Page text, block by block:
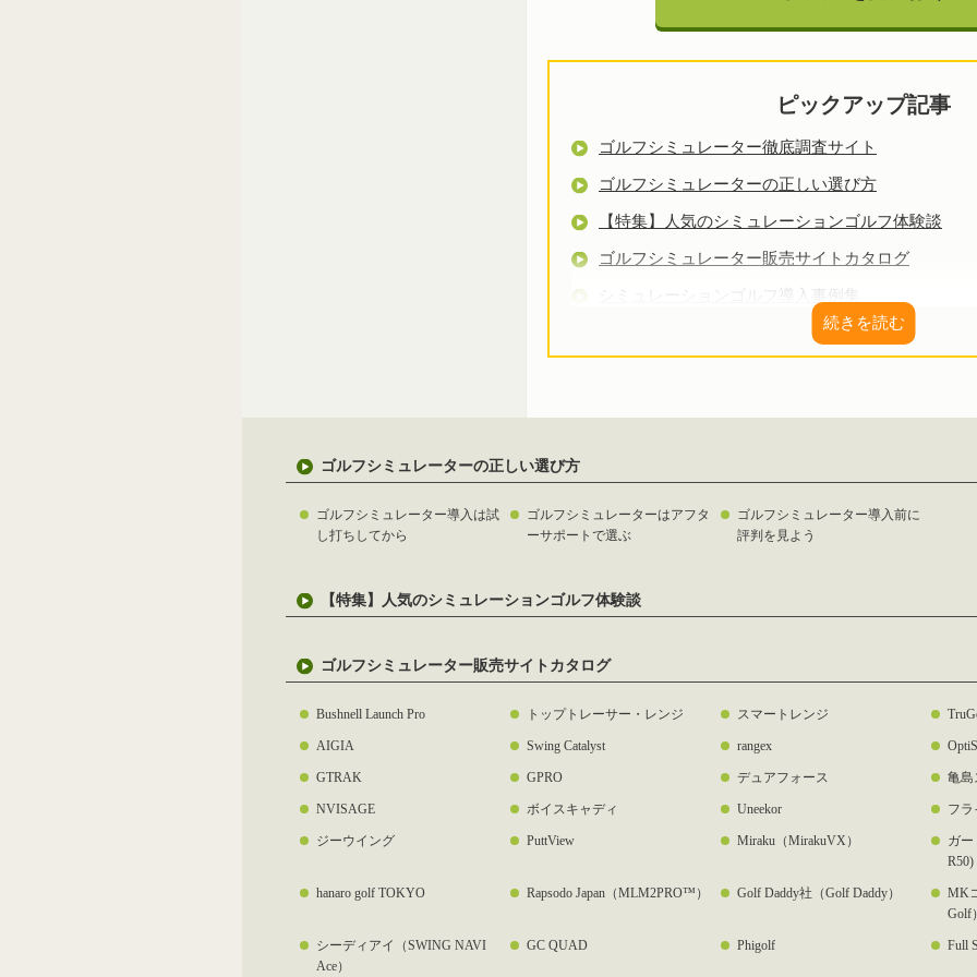
ピックアップ記事
ゴルフシミュレーター徹底調査サイト
ゴルフシミュレーターの正しい選び方
【特集】人気のシミュレーションゴルフ体験談
ゴルフシミュレーター販売サイトカタログ
シミュレーションゴルフ導入事例集
リースで導入できるゴルフシミュレーターの取扱会
ゴルフシミュレーターの正しい選び方
ゴルフシミュレーター導入は試
し打ちしてから
ゴルフシミュレーターはアフタ
ーサポートで選ぶ
ゴルフシミュレーター導入前に
評判を見よう
【特集】人気のシミュレーションゴルフ体験談
ゴルフシミュレーター販売サイトカタログ
Bushnell Launch Pro トップトレーサー・レンジ スマートレンジ
AIGIA Swing Catalyst rangex
GTRAK GPRO デュアフォース 亀島
NVISAGE ボイスキャディ Uneekor フ
ジーウイング PuttView Miraku（MirakuVX）
ガー
R50)
hanaro golf TOKYO Rapsodo Japan（MLM2PRO™） Golf Daddy社（Golf Daddy）
MK
Golf）
シーディアイ（SWING NAVI
Ace）
GC QUAD Phigolf Full